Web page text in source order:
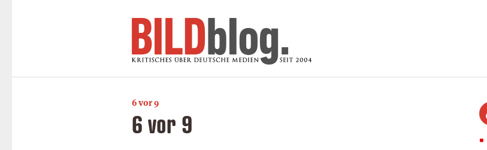
6 vor 9
6 vor 9